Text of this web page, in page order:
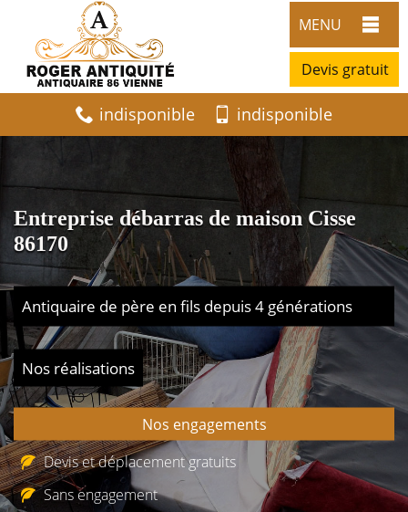
MENU
Devis gratuit
indisponible indisponible
Entreprise débarras de maison Cisse
86170
Antiquaire de père en fils depuis 4 générations
Nos réalisations
Nos engagements
Devis et déplacement gratuits
Sans engagement